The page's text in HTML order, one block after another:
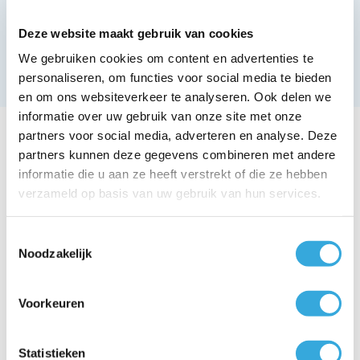
Deze website maakt gebruik van cookies
We gebruiken cookies om content en advertenties te
personaliseren, om functies voor social media te bieden
en om ons websiteverkeer te analyseren. Ook delen we
informatie over uw gebruik van onze site met onze
partners voor social media, adverteren en analyse. Deze
partners kunnen deze gegevens combineren met andere
informatie die u aan ze heeft verstrekt of die ze hebben
verzameld op basis van uw gebruik van hun services.
Noodzakelijk
Voorkeuren
Statistieken
Terug naar overzicht
Lees ook deze blogs